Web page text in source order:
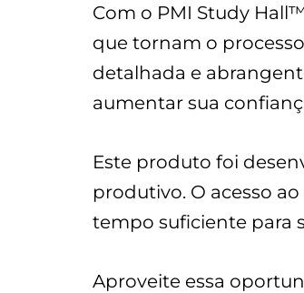
Com o PMI Study
que tornam o
detalhada e
aumentar sua
Este produto foi
produtivo. O acesso
tempo suficiente para
Aproveite essa